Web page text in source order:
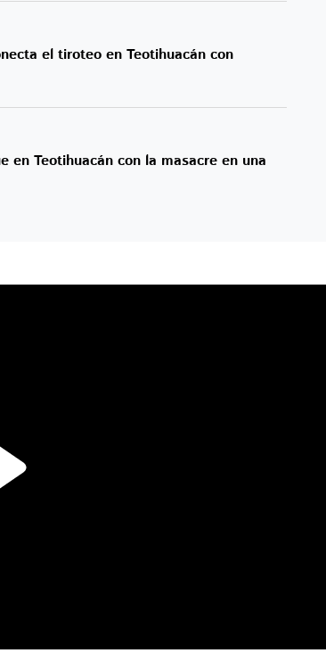
el tiroteo en Teotihuacán con
en Teotihuacán con la masacre en una